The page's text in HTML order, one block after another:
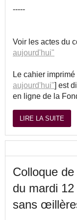
-----
Voir les actes du
aujourd'hui"
Le cahier
aujourd'hui"] est
en ligne de la
LIRE LA SUITE
Colloque
du mardi
sans